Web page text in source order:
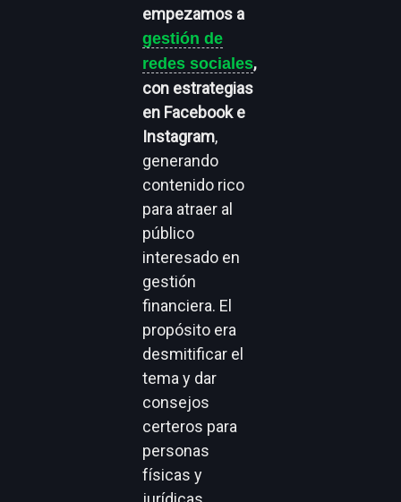
empezamos a
gestión de
redes sociales,
con estrategias
en Facebook e
Instagram,
generando
contenido rico
para atraer al
público
interesado en
gestión
financiera. El
propósito era
desmitificar el
tema y dar
consejos
certeros para
personas
físicas y